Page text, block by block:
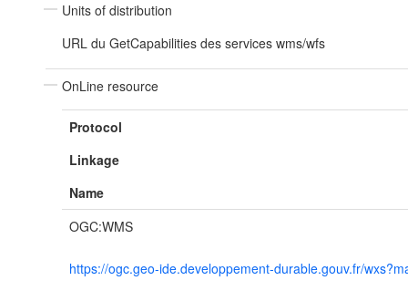
Units of distribution
URL du GetCapabilities des services wms/wfs
OnLine resource
Protocol
Linkage
Name
OGC:WMS
https://ogc.geo-ide.developpement-durable.gouv.fr/